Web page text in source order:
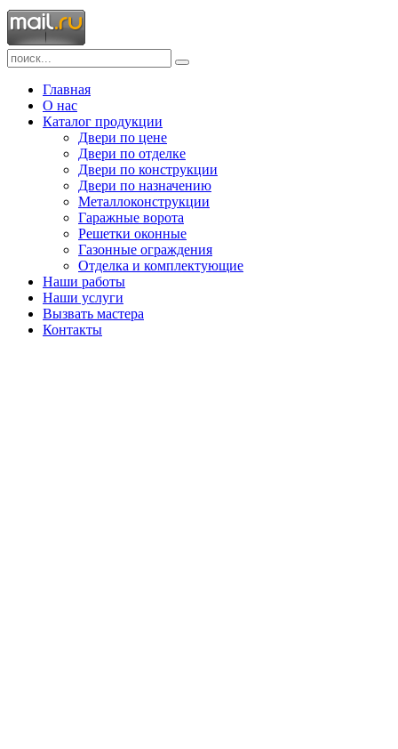
Главная
О нас
Каталог продукции
Двери по цене
Двери по отделке
Двери по конструкции
Двери по назначению
Металлоконструкции
Гаражные ворота
Решетки оконные
Газонные ограждения
Отделка и комплектующие
Наши работы
Наши услуги
Вызвать мастера
Контакты